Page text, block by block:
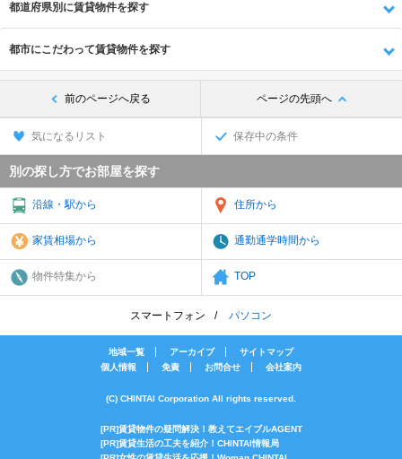
都道府県別に賃貸物件を探す
都市にこだわって賃貸物件を探す
前のページへ戻る ページの先頭へ
気になるリスト 保存中の条件
別の探し方でお部屋を探す
沿線・駅から 住所から
家賃相場から 通勤通学時間から
物件特集から TOP
スマートフォン パソコン
地域一覧 アーカイブ
サイトマップ
個人情報
免責 お問合せ 会社案内
(C) CHINTAI Corporation All rights reserved.
[PR]賃貸物件の疑問解決！教えてエイブルAGENT
[PR]賃貸生活の工夫を紹介！CHINTAI情報局